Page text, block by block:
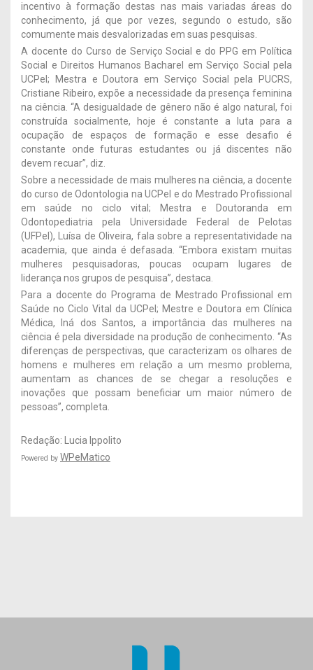
incentivo à formação destas nas mais variadas áreas do
conhecimento, já que por vezes, segundo o estudo, são
comumente mais desvalorizadas em suas pesquisas.
A docente do Curso de Serviço Social e do PPG em Política
Social e Direitos Humanos Bacharel em Serviço Social pela
UCPel; Mestra e Doutora em Serviço Social pela PUCRS,
Cristiane Ribeiro, expõe a necessidade da presença feminina
na ciência. “A desigualdade de gênero não é algo natural, foi
construída socialmente, hoje é constante a luta para a
ocupação de espaços de formação e esse desafio é
constante onde futuras estudantes ou já discentes não
devem recuar”, diz.
Sobre a necessidade de mais mulheres na ciência, a docente
do curso de Odontologia na UCPel e do Mestrado Profissional
em saúde no ciclo vital; Mestra e Doutoranda em
Odontopediatria pela Universidade Federal de Pelotas
(UFPel), Luísa de Oliveira, fala sobre a representatividade na
academia, que ainda é defasada. “Embora existam muitas
mulheres pesquisadoras, poucas ocupam lugares de
liderança nos grupos de pesquisa”, destaca.
Para a docente do Programa de Mestrado Profissional em
Saúde no Ciclo Vital da UCPel; Mestre e Doutora em Clínica
Médica, Iná dos Santos, a importância das mulheres na
ciência é pela diversidade na produção de conhecimento. “As
diferenças de perspectivas, que caracterizam os olhares de
homens e mulheres em relação a um mesmo problema,
aumentam as chances de se chegar a resoluções e
inovações que possam beneficiar um maior número de
pessoas”, completa.
Redação: Lucia Ippolito
Powered by WPeMatico